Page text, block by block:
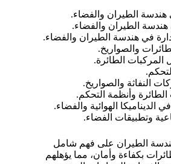
هندسة الطيران والفضاء.
هندسة الطيران والفضاء.
في هندسة الطيران والفضاء.
والصواريخ.
المركبات الطائرة.
النفاثة والصواريخ.
الطائرة وأنظمة التحكم.
الهوائية والفضاء.
وتطبيقات الفضاء.
الطيران على فهم شامل
بكفاءة وأمان، مما يؤهلهم